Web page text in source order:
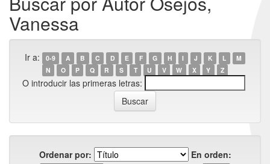
Vanessa
Ir a: 0-9 A B C D E F G H I J K L
M
N
O P Q R S T U V W X Y Z
O introducir las primeras letras:
Ordenar por:
En orden: